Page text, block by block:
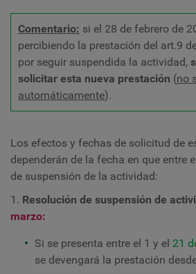
Comentario: si el 28 de febrero de
percibiendo la prestación del art.9
por seguir suspendida la actividad,
solicitar esta nueva prestación (no
automáticamente).
Los efectos y fechas de solicitud de
dependerán de la fecha en que entre
de suspensión de la actividad:
1. Resolución de suspensión de
marzo:
Si se presenta entre el 1 y el 21
se devengará la prestación